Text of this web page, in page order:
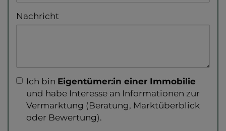
Nachricht
Ich bin Eigentümer:in einer Immobilie
und habe Interesse an Informationen zur
Vermarktung (Beratung, Marktüberblick
oder Bewertung).